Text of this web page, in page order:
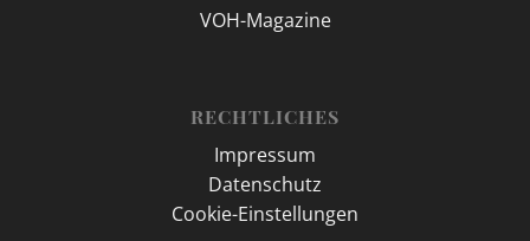
VOH-Magazine
RECHTLICHES
Impressum
Datenschutz
Cookie-Einstellungen